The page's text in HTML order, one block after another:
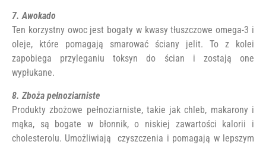
7. Awokado
Ten korzystny owoc jest bogaty w kwasy tłuszczowe omega-3 i
oleje, które pomagają smarować ściany jelit. To z kolei
zapobiega przyleganiu toksyn do ścian i zostają one
wypłukane.
8. Zboża pełnoziarniste
Produkty zbożowe pełnoziarniste, takie jak chleb, makarony i
mąka, są bogate w błonnik, o niskiej zawartości kalorii i
cholesterolu. Umożliwiają czyszczenia i pomagają w lepszym